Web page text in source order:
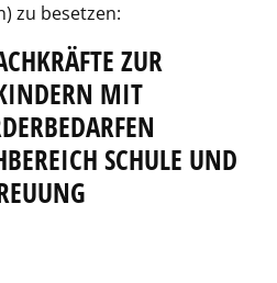
zu besetzen:
ZUR
MIT
SCHULE UND